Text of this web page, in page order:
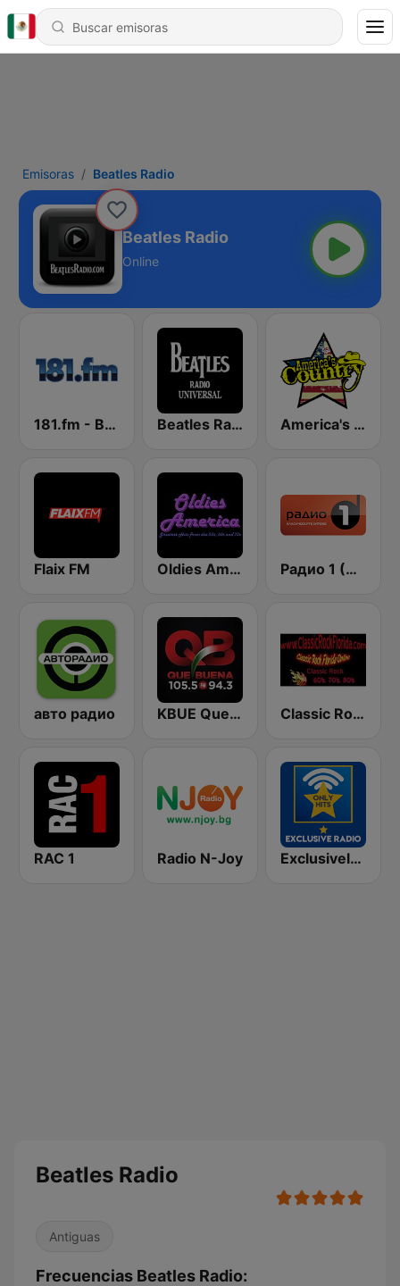
Emisoras Beatles Radio
Beatles Radio
Online
181.fm - Beatles Beatles Radio Universal America's Country
Flaix FM Oldies America Радио 1 (Radio 1)
авто радио KBUE Que Buena 105.5 / 94.3 FM (US Only) Classic Rock Florida
RAC 1 Radio N-Joy Exclusively Beatles - HITS
Beatles Radio
Antiguas
Frecuencias Beatles Radio: